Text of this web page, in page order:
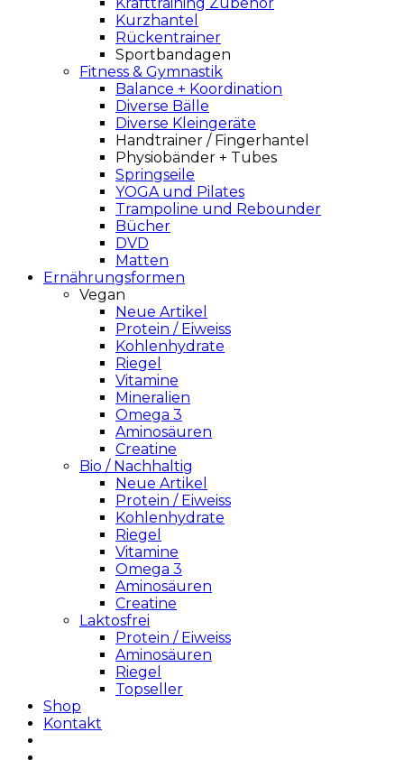
Kurzhantel
Rückentrainer
Sportbandagen
Fitness & Gymnastik
Balance + Koordination
Diverse Bälle
Diverse Kleingeräte
Handtrainer / Fingerhantel
Physiobänder + Tubes
Springseile
YOGA und Pilates
Trampoline und Rebounder
Bücher
DVD
Matten
Ernährungsformen
Vegan
Neue Artikel
Protein / Eiweiss
Kohlenhydrate
Riegel
Vitamine
Mineralien
Omega 3
Aminosäuren
Creatine
Bio / Nachhaltig
Neue Artikel
Protein / Eiweiss
Kohlenhydrate
Riegel
Vitamine
Omega 3
Aminosäuren
Creatine
Laktosfrei
Protein / Eiweiss
Aminosäuren
Riegel
Topseller
Shop
Kontakt